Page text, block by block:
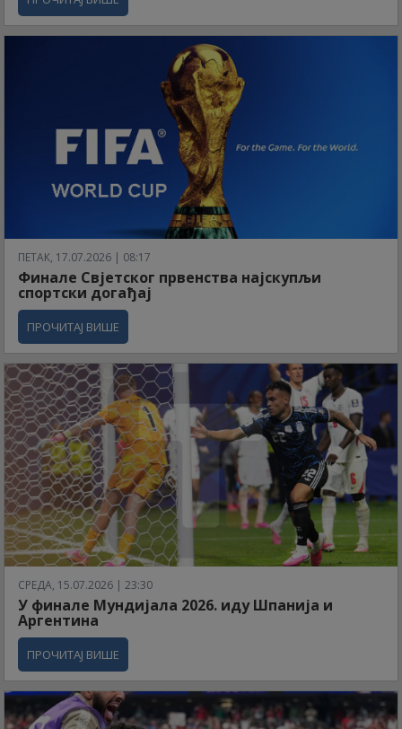
ПЕТАК, 17.07.2026 | 08:17
Финале Свјетског првенства најскупљи
спортски догађај
ПРОЧИТАЈ ВИШЕ
СРЕДА, 15.07.2026 | 23:30
У финале Мундијала 2026. иду Шпанија и
Аргентина
ПРОЧИТАЈ ВИШЕ